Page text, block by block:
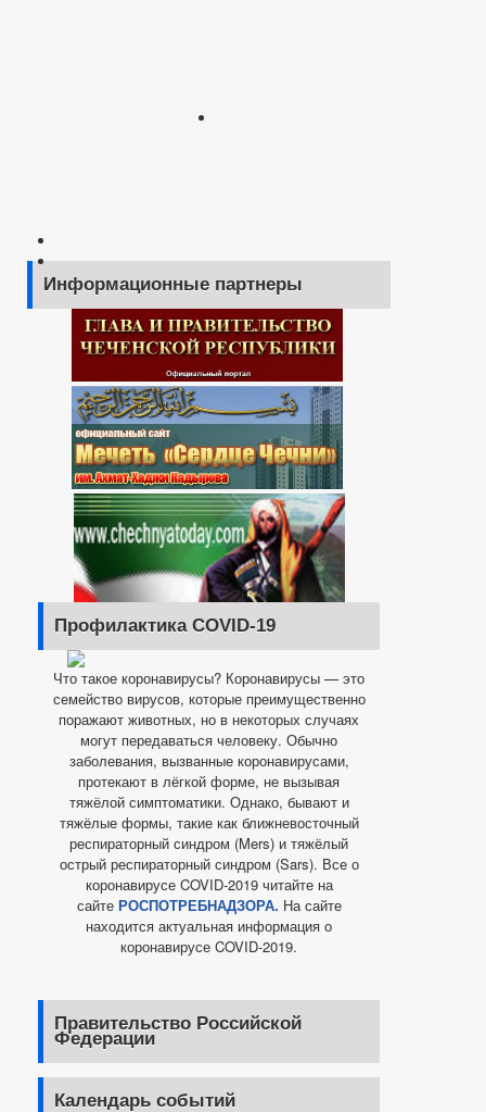
Информационные партнеры
Профилактика COVID-19
Что такое коронавирусы? Коронавирусы — это
семейство вирусов, которые преимущественно
поражают животных, но в некоторых случаях
могут передаваться человеку. Обычно
заболевания, вызванные коронавирусами,
протекают в лёгкой форме, не вызывая
тяжёлой симптоматики. Однако, бывают и
тяжёлые формы, такие как ближневосточный
респираторный синдром (Mers) и тяжёлый
острый респираторный синдром (Sars). Все о
коронавирусе COVID-2019 читайте на
сайте РОСПОТРЕБНАДЗОРА. На сайте
находится актуальная информация о
коронавирусе COVID-2019.
Правительство Российской
Федерации
Календарь событий